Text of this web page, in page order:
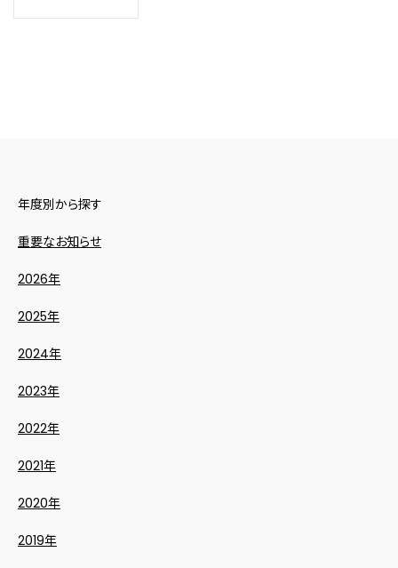
年度別から探す
重要なお知らせ
2026年
2025年
2024年
2023年
2022年
2021年
2020年
2019年